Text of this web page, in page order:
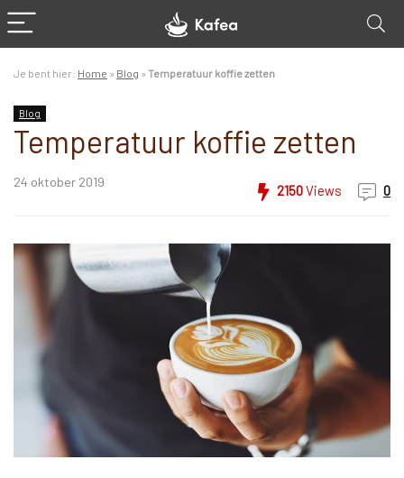
Je bent hier: Home » Blog » Temperatuur koffie zetten
Blog
Temperatuur koffie zetten
24 oktober 2019
2150Views 0